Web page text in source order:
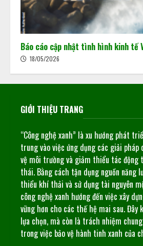
Báo cáo cập nhật tình hình kinh tế
18/05/2026
GIỚI THIỆU TRANG
“Công nghệ xanh” là xu hướng phát
trung vào việc ứng dụng các giải pháp
vệ môi trường và giảm thiểu tác động
thái. Bằng cách tận dụng nguồn năng
thiểu khí thải và sử dụng tài nguyên
công nghệ xanh hướng đến việc xây
vững hơn cho các thế hệ mai sau.
lựa chọn, mà còn là trách nhiệm
trong việc bảo vệ hành tinh xanh của